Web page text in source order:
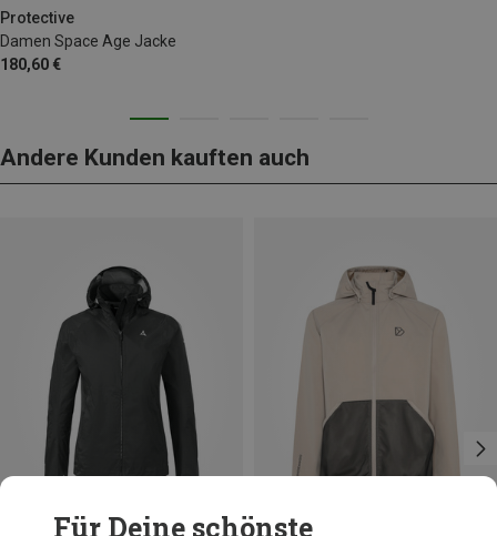
Protective
Damen Space Age Jacke
180,60 €
Andere Kunden kauften auch
Für Deine schönste